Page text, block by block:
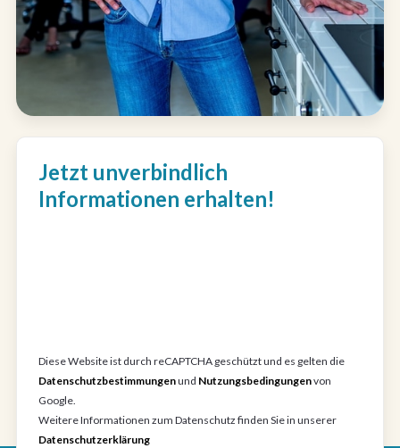
Jetzt unverbindlich
Informationen erhalten!
Diese Website ist durch reCAPTCHA geschützt und es gelten die
Datenschutzbestimmungenund Nutzungsbedingungenvon
Google.
Weitere Informationen zum Datenschutz finden Sie in unserer
Datenschutzerklärung